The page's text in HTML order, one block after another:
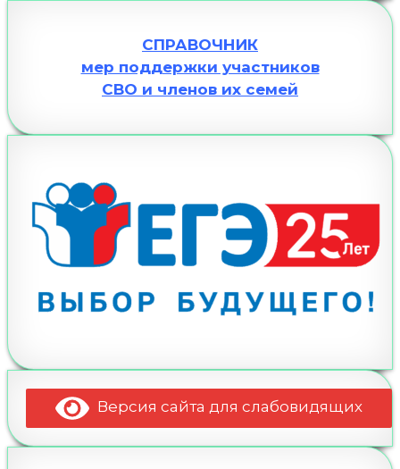
СПРАВОЧНИК
мер поддержки участников
СВО и членов их семей
Версия сайта для слабовидящих